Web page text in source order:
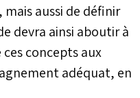
aussi de définir
devra ainsi aboutir à
concepts aux
adéquat, en